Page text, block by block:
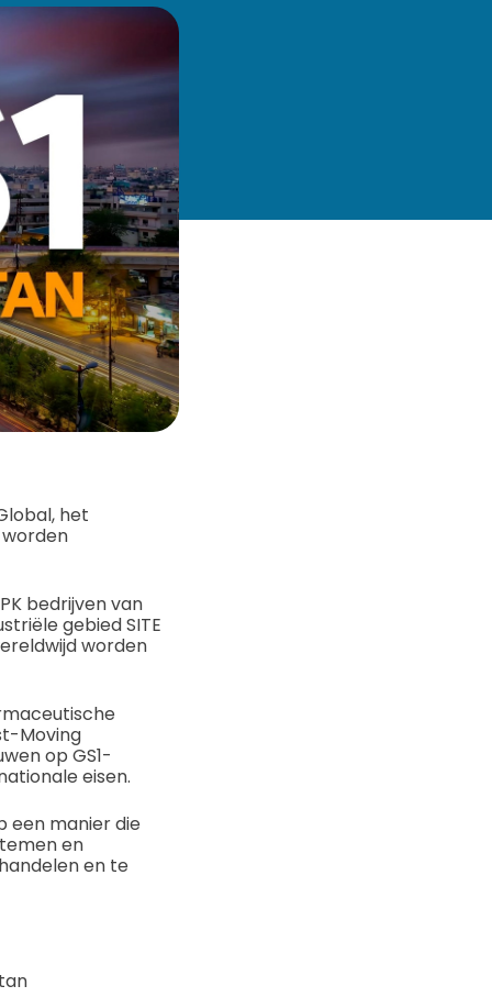
het
bedrijven van
gebied SITE
worden
Moving
op GS1-
eisen.
een manier die
en
en te